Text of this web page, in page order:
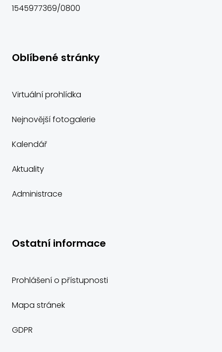
1545977369/0800
Oblíbené stránky
Virtuální prohlídka
Nejnovější fotogalerie
Kalendář
Aktuality
Administrace
Ostatní informace
Prohlášení o přístupnosti
Mapa stránek
GDPR